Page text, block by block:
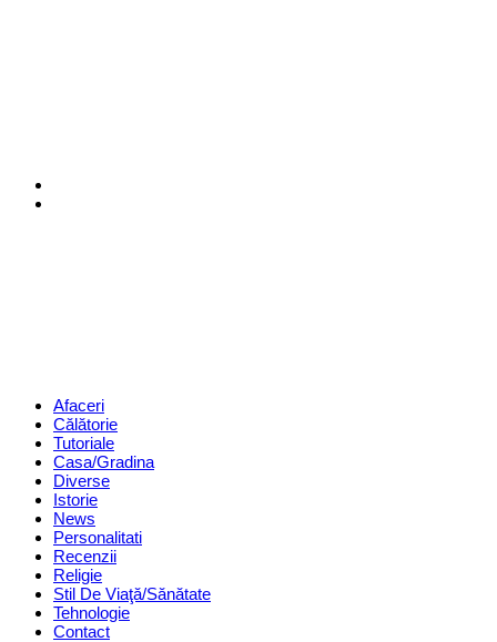
Menu Afaceri
Călătorie
Tutoriale
Casa/Gradina
Diverse
Istorie
News
Personalitati
Recenzii
Religie
Stil De Viaţă/Sănătate
Tehnologie
Contact